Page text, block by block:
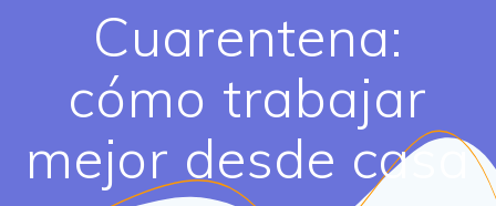
Cuarentena:
cómo trabajar
mejor desde casa